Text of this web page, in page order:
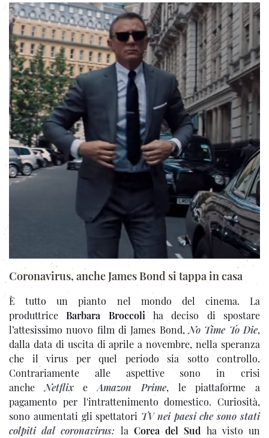
Coronavirus, anche James Bond si tappa in casa
È tutto un pianto nel mondo del cinema. La
produttriceBarbara Broccoliha deciso di spostare
l’attesissimo nuovo film di James Bond,No Time To Die,
dalla data di uscita di aprile a novembre, nella speranza
che il virus per quel periodo sia sotto controllo.
Contrariamente alle aspettive sono in crisi
ancheNetflixeAmazon Prime, le piattaforme a
pagamento per l'intrattenimento domestico. Curiosità,
sono aumentati gli spettatori TV nei paesi che sono stati
colpiti dal coronavirus: la Corea del Sud ha visto un